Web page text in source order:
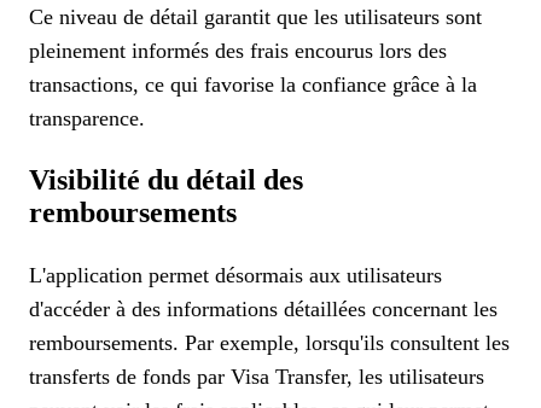
Ce niveau de détail garantit que les utilisateurs sont
pleinement informés des frais encourus lors des
transactions, ce qui favorise la confiance grâce à la
transparence.
Visibilité du détail des
remboursements
L'application permet désormais aux utilisateurs
d'accéder à des informations détaillées concernant les
remboursements. Par exemple, lorsqu'ils consultent les
transferts de fonds par Visa Transfer, les utilisateurs